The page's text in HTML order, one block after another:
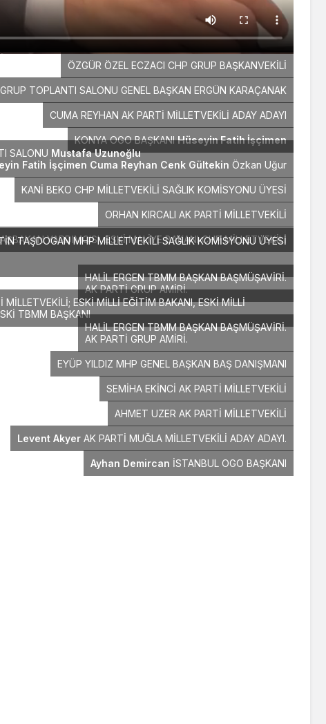
ÖZGÜR ÖZEL ECZACI CHP GRUP BAŞKANVEKİLİ
TOPLANTI SALONU GENEL BAŞKAN ERGÜN KARAÇANAK
CUMA REYHAN AK PARTİ MİLLETVEKİLİ ADAY ADAYI
KONYA OGO BAŞKANIHüseyin Fatih İşçimen
SALONU Mustafa Uzunoğlu
Fatih İşçimen Cuma Reyhan Cenk Gültekin Özkan Uğur
KANİ BEKO CHP MİLLETVEKİLİ SAĞLIK KOMİSYONU ÜYESİ
ORHAN KIRCALI AK PARTİ MİLLETVEKİLİ
YARDIMCISI, ESKİ MALİYE BAKANI CHP MİLLETVEKİLİ
TAŞDOGAN MHP MİLLETVEKİLİ SAĞLIK KOMİSYONU ÜYESİ
HALİL ERGEN TBMM BAŞKAN BAŞMÜŞAVİRİ.
AK PARTİ GRUP AMİRİ.
ESKİ MİLLİ EĞİTİM BAKANI, ESKİ MİLLİ
TBMM BAŞKANI
HALİL ERGEN TBMM BAŞKAN BAŞMÜŞAVİRİ.
AK PARTİ GRUP AMİRİ.
EYÜP YILDIZ MHP GENEL BAŞKAN BAŞ DANIŞMANI
SEMİHA EKİNCİ AK PARTİ MİLLETVEKİLİ
AHMET UZER AK PARTİ MİLLETVEKİLİ
Levent Akyer AK PARTİ MUĞLA MİLLETVEKİLİ ADAY ADAYI.
Ayhan Demircan İSTANBUL OGO BAŞKANI
ORHAN GÜLTEKİN TBMM BAŞKAN MÜŞAVİRİ